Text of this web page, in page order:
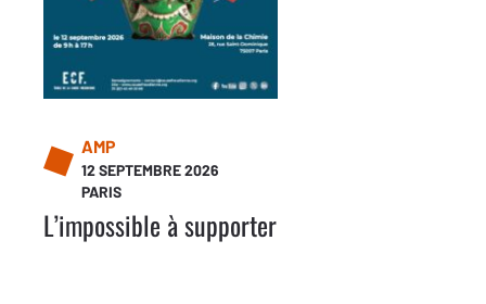
AMP
12 SEPTEMBRE 2026
PARIS
L’impossible à supporter